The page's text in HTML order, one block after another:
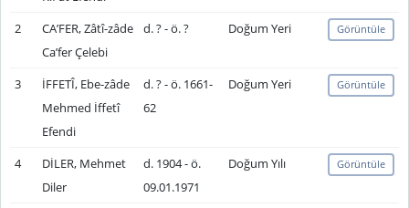
2
CA’FER, Zâtî-zâde
Ca’fer Çelebi
d. ? - ö. ? Doğum Yeri Görüntüle
3
İFFETÎ, Ebe-zâde
Mehmed İffetî
Efendi
d. ? - ö. 1661-
62
Doğum Yeri Görüntüle
4
DİLER, Mehmet
Diler
d. 1904 - ö.
09.01.1971
Doğum Yılı Görüntüle